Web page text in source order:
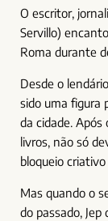
O escritor,
Servillo)
Roma durante
Desde o
sido uma figura
da cidade. Após
livros, não só
bloqueio
Mas quando o
do passado,